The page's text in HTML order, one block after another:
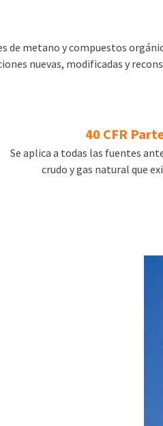
de metano y compuestos
nuevas, modificadas y
40 CFR
Se aplica a todas las fuentes
crudo y gas natural que